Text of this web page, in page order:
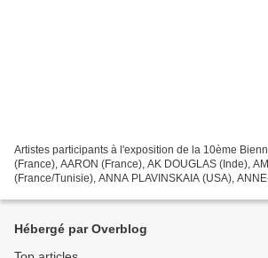
Artistes participants à l'exposition de la 10ème
(France), AARON (France), AK DOUGLAS (Inde),
(France/Tunisie), ANNA PLAVINSKAIA (USA),
Hébergé par Overblog